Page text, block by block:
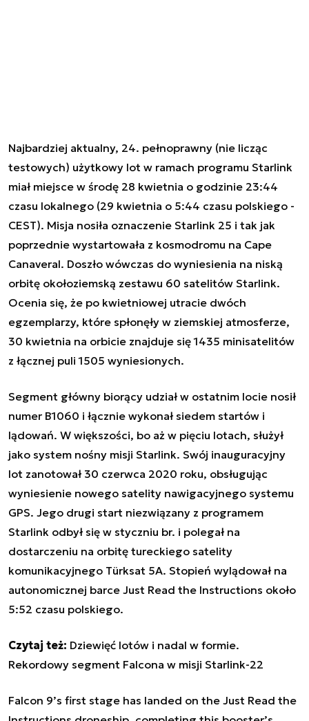
Najbardziej aktualny, 24. pełnoprawny (nie licząc
testowych) użytkowy lot w ramach programu Starlink
miał miejsce w środę 28 kwietnia o godzinie 23:44
czasu lokalnego (29 kwietnia o 5:44 czasu polskiego -
CEST). Misja nosiła oznaczenie Starlink 25 i tak jak
poprzednie wystartowała z kosmodromu na Cape
Canaveral. Doszło wówczas do wyniesienia na niską
orbitę okołoziemską zestawu 60 satelitów Starlink.
Ocenia się, że po kwietniowej utracie dwóch
egzemplarzy, które spłonęły w ziemskiej atmosferze,
30 kwietnia na orbicie znajduje się 1435 minisatelitów
z łącznej puli 1505 wyniesionych.
Segment główny biorący udział w ostatnim locie nosił
numer B1060 i łącznie wykonał siedem startów i
lądowań. W większości, bo aż w pięciu lotach, służył
jako system nośny misji Starlink. Swój inauguracyjny
lot zanotował 30 czerwca 2020 roku, obsługując
wyniesienie nowego satelity nawigacyjnego systemu
GPS. Jego drugi start niezwiązany z programem
Starlink odbył się w styczniu br. i polegał na
dostarczeniu na orbitę tureckiego satelity
komunikacyjnego Türksat 5A. Stopień wylądował na
autonomicznej barce Just Read the Instructions około
5:52 czasu polskiego.
Czytaj też: Dziewięć lotów i nadal w formie.
Rekordowy segment Falcona w misji Starlink-22
Falcon 9’s first stage has landed on the Just Read the